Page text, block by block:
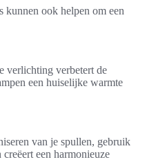
kunnen ook helpen om een
verlichting verbetert de
een huiselijke warmte
van je spullen, gebruik
een harmonieuze